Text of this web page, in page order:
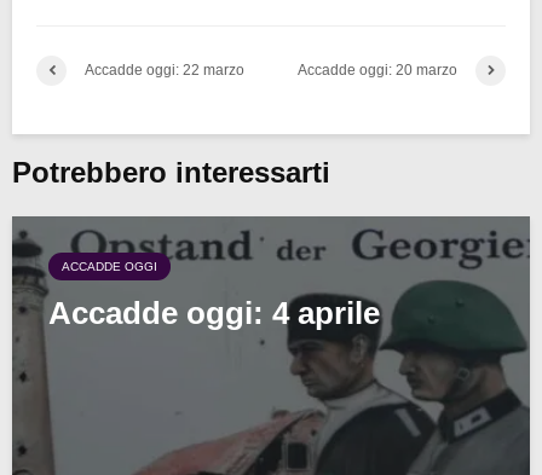
Accadde oggi: 22 marzo Accadde oggi: 20 marzo
Potrebbero interessarti
ACCADDE OGGI
Accadde oggi: 4 aprile